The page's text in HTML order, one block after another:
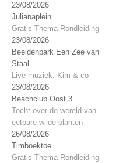
23/08/2026
Julianaplein
Gratis Thema Rondleiding
23/08/2026
Beeldenpark Een Zee van
Staal
Live muziek: Kim & co
23/08/2026
Beachclub Oost 3
Tocht over de wereld van
eetbare wilde planten
26/08/2026
Timboektoe
Gratis Thema Rondleiding